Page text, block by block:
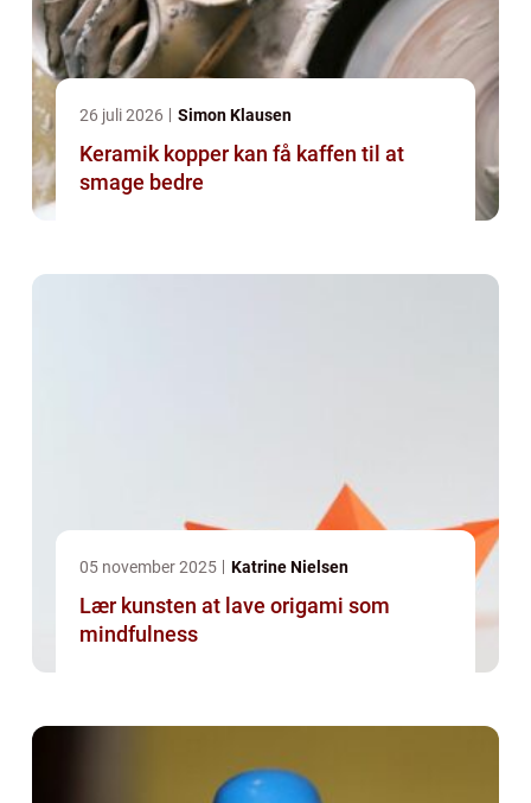
26 juli 2026 Simon Klausen
Keramik kopper kan få kaffen til at
smage bedre
05 november 2025 Katrine Nielsen
Lær kunsten at lave origami som
mindfulness